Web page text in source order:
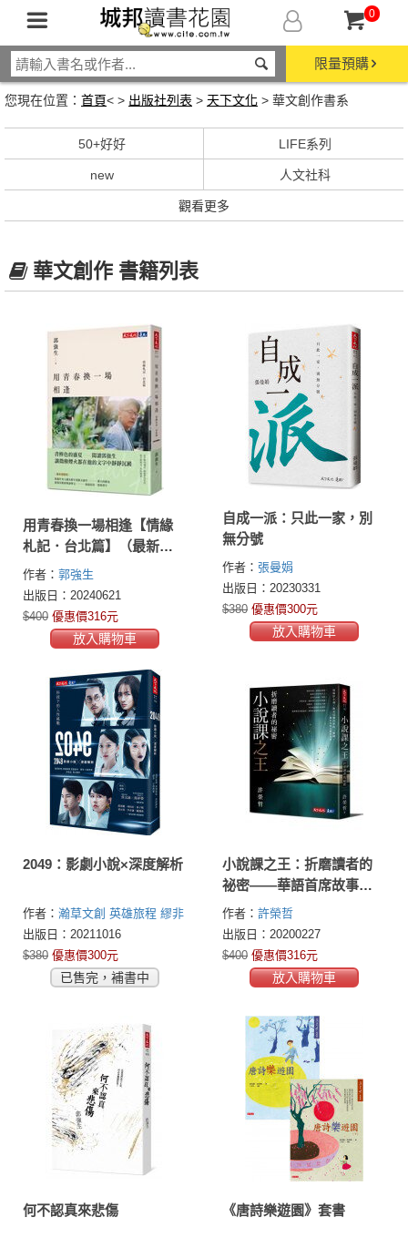
0
限量預購
您現在位置： 首頁< > 出版社列表 > 天下文化 > 華文創作書系
50+好好 LIFE系列
new 人文社科
觀看更多
華文創作 書籍列表
用青春換一場相逢【情緣
札記．台北篇】（最新迴
響版）
作者： 郭強生
出版日：20240621
$400 優惠價316元
放入購物車
自成一派：只此一家，別
無分號
作者： 張曼娟
出版日：20230331
$380 優惠價300元
放入購物車
2049：影劇小說×深度解析
作者： 瀚草文創 英雄旅程 繆非
／小說改寫
出版日：20211016
$380 優惠價300元
已售完，補書中
小說課之王：折磨讀者的
祕密——華語首席故事教
練許榮哲代表作，精確剖
析小說創作之謎
作者： 許榮哲
出版日：20200227
$400 優惠價316元
放入購物車
何不認真來悲傷 《唐詩樂遊園》套書